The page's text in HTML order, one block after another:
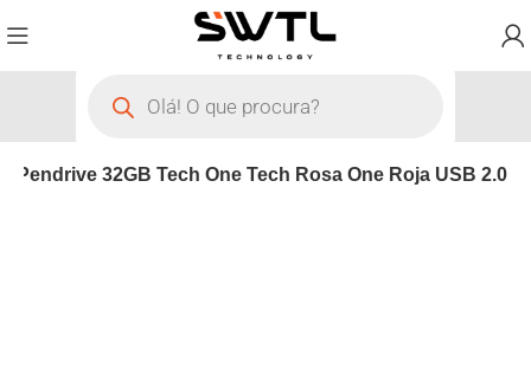
Pendrive 32GB Tech One Tech Rosa One Roja USB 2.0